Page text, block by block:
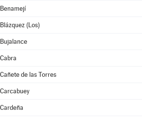
Benamejí
Blázquez (Los)
Bujalance
Cabra
Cañete de las Torres
Carcabuey
Cardeña